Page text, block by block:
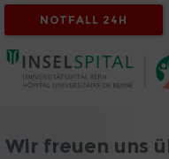
NOTFALL 24H
Wir freuen uns